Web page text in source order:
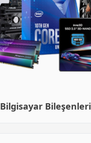
Bilgisayar Bileşenleri